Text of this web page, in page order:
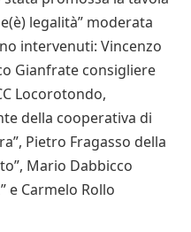
legalità” moderata
intervenuti: Vincenzo
Gianfrate consigliere
Locorotondo,
della cooperativa di
Pietro Fragasso della
Mario Dabbicco
e Carmelo Rollo